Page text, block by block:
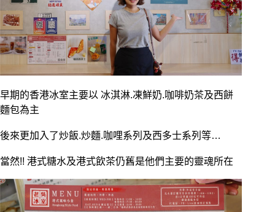
早期的香港冰室主要以 冰淇淋.凍鮮奶.咖啡奶茶及西餅
麵包為主
後來更加入了炒飯.炒麵.咖哩系列及西多士系列等…
當然!! 港式糖水及港式飲茶仍舊是他們主要的靈魂所在